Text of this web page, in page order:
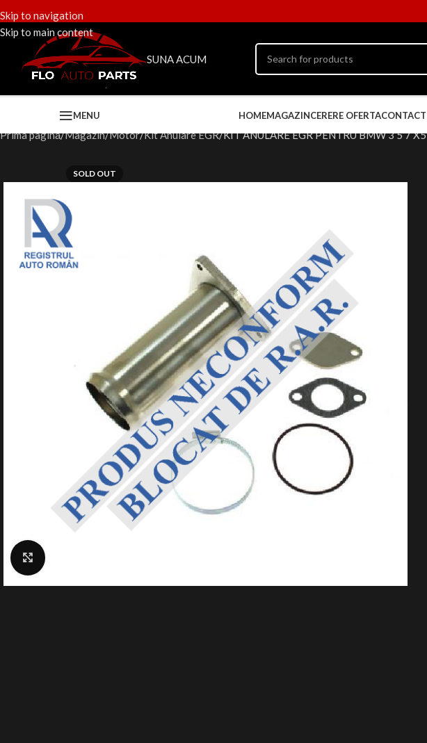
Skip to navigation
Skip to main content
SUNA ACUM
MENU HOMEMAGAZINCERERE OFERTACONTACT
Prima pagină Magazin Motor Kit Anulare EGR KIT ANULARE EGR PENTRU BMW 3 5 7 X5
SOLD OUT